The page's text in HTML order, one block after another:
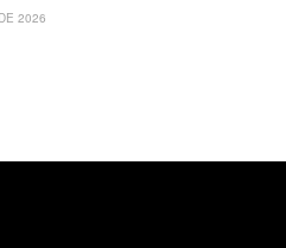
2026